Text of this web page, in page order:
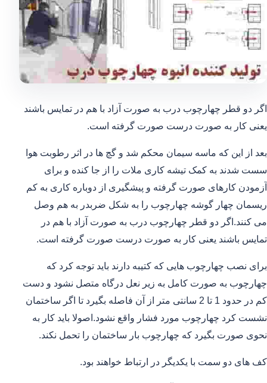
اگر دو قطر چهارچوب درب به صورت آزاد با هم در تمایس باشند
یعنی کار به صورت درست صورت گرفته است.
بعد از این که ماسه سیمان محکم شد و گچ ها در اثر رطوبت هوا
سست شدند به کمک تیشه کاری ملات را از جا کنده و برای
آزمودن کارهای صورت گرفته و پیشگیری از دوباره کاری به کم
ریسمان چهار گوشه چهارچوب را به شکل ضربدر به هم وصل
می کنند.اگر دو قطر چهارچوب درب به صورت آزاد با هم در
تمایس باشند یعنی کار به صورت درست صورت گرفته است.
برای نصب چهارچوب هایی که کتیبه دارند باید توجه کرد که
چهارچوب به صورت کامل به زیر نعل درگاه متصل نشود و دست
کم در حدود 1 تا 2 سانتی متر از آن فاصله بگیرد تا اگر ساختمان
نشست کرد چهارچوب مورد فشار واقع نشود.اصولا باید کار به
نحوی صورت بگیرد که چهارچوب بار ساختمان را تحمل نکند.
کف های دو سمت با یکدیگر در ارتباط خواهند بود.